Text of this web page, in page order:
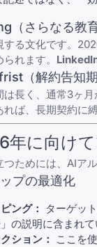
（さらなる教
する文化です。
れます。
（解約告知
長く、通常3ヶ月
れば、長期契約に
年に向け
つためには、AIア
プの最適化
ング：
ターゲッ
の説明に含まれ
ション：
ここを